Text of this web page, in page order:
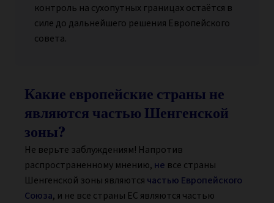
контроль на сухопутных границах остаётся в
силе до дальнейшего решения Европейского
совета.
Какие европейские страны не
являются частью Шенгенской
зоны?
Не верьте заблуждениям! Напротив
распространенному мнению, не все страны
Шенгенской зоны являются частью Европейского
Союза, и не все страны ЕС являются частью